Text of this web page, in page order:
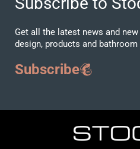
Get all the latest news and
design, products and bathroom
Subscribe